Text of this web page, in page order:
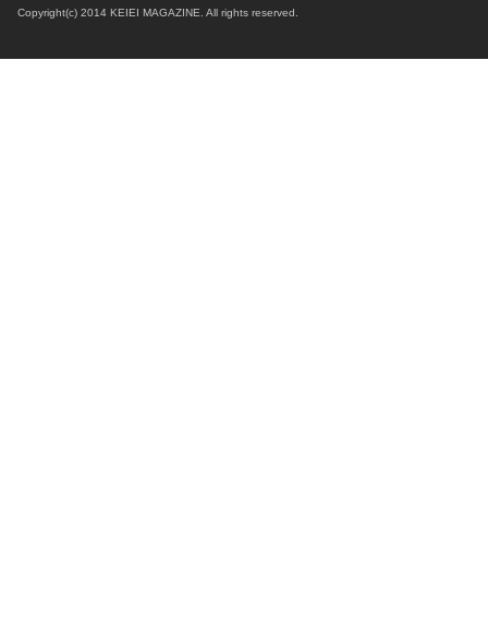
Copyright(c) 2014 KEIEI MAGAZINE. All rights reserved.